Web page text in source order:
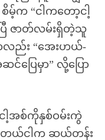
က “ငါကတော့ငါ့
ြီ ဇာတ်လမ်းရှိတဲ့သူ
ည်း “အေးဟယ်-
င်ပြေမှာ” လို့ပြော
ါ့အစ်ကိုနှစ်ဝမ်းကွဲ
တယ်ငါက ဆယ်တန်း